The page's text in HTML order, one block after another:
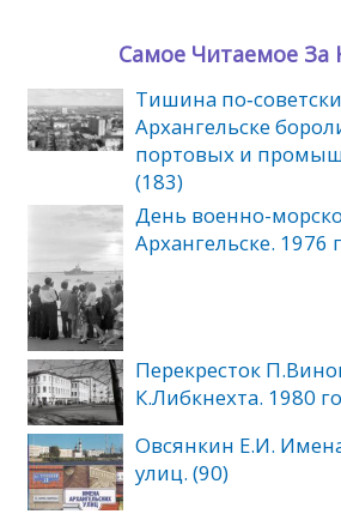
Самое Читаемое За
Тишина
Архангельске
портовых и
(183)
День военно-
Архангельске. 1976
Перекресток
К.Либкнехта. 1980
Овсянкин Е.И.
улиц. (90)